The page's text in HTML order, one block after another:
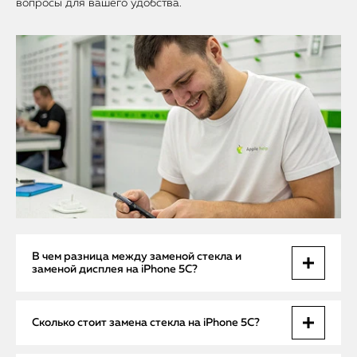
вопросы для вашего удобства.
В чем разница между заменой стекла и
заменой дисплея на iPhone 5C?
Замена стекла на iPhone 5C подразумевает замену только
внешнего защитного слоя — стекла, которое чаще всего
Сколько стоит замена стекла на iPhone 5C?